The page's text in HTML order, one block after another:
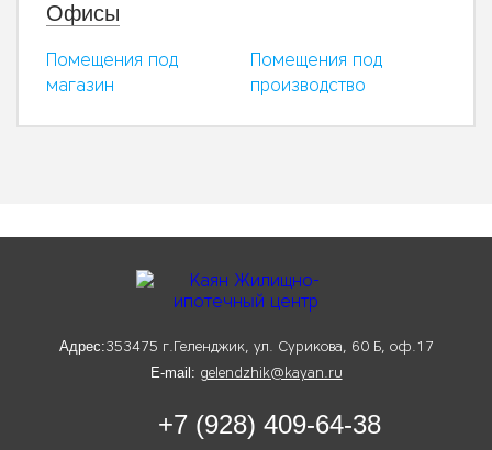
Офисы
Помещения под
магазин
Помещения под
производство
Адрес:353475 г.Геленджик, ул. Сурикова, 60 Б, оф.17
E-mail: gelendzhik@kayan.ru
+7 (928) 409-64-38